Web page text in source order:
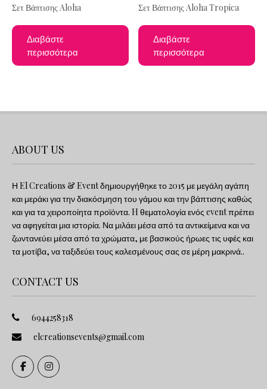
Σετ Βάπτισης Aloha
Διαβάστε
περισσότερα
Σετ Βάπτισης Aloha Tropica
Διαβάστε
περισσότερα
ABOUT US
Η El Creations & Event δημιουργήθηκε το 2015 με μεγάλη αγάπη
και μεράκι για την διακόσμηση του γάμου και την βάπτισης καθώς
και για τα χειροποίητα προϊόντα. H θεματολογία ενός event πρέπει
να αφηγείται μια ιστορία. Να μιλάει μέσα από τα αντικείμενα και να
ζωντανεύει μέσα από τα χρώματα, με βασικούς ήρωες τις υφές και
τα μοτίβα, να ταξιδεύει τους καλεσμένους σας σε μέρη μακρινά..
CONTACT US
6944258318
elcreationsevents@gmail.com